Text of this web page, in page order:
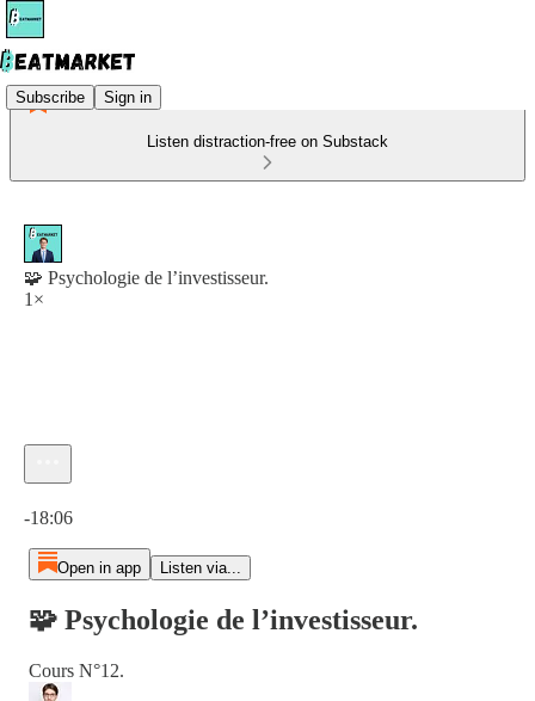
Subscribe Sign in
Listen distraction-free on Substack
🧩 Psychologie de l’investisseur.
1×
-18:06
Open in app Listen via...
🧩 Psychologie de l’investisseur.
Cours N°12.